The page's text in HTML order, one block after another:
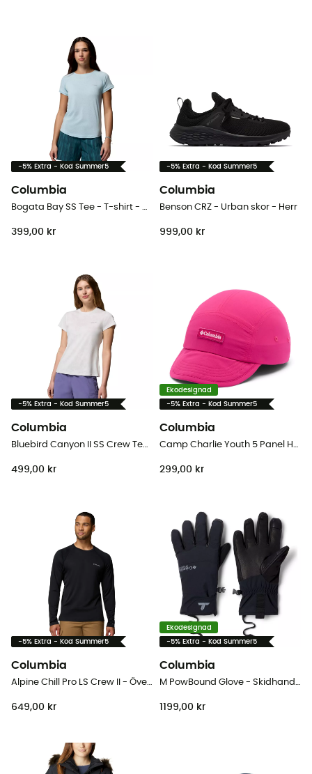
-5% Extra - Kod Summer5
Columbia
Bogata Bay SS Tee - T-shirt - Dam
399,00 kr
-5% Extra - Kod Summer5
Columbia
Benson CRZ - Urban skor - Herr
999,00 kr
-5% Extra - Kod Summer5
Columbia
Bluebird Canyon II SS Crew Tee - T-shirt - Dam
499,00 kr
Ekodesignad
-5% Extra - Kod Summer5
Columbia
Camp Charlie Youth 5 Panel Hat - Keps - Børn
299,00 kr
-5% Extra - Kod Summer5
Columbia
Alpine Chill Pro LS Crew II - Överdragströjor - Herr
649,00 kr
Ekodesignad
-5% Extra - Kod Summer5
Columbia
M PowBound Glove - Skidhandskar - Herr
1199,00 kr